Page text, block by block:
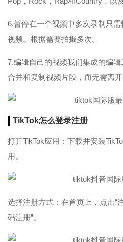
6.暂停在一个视频中多次录制只
视频。根据需要拍摄多次。
7.编辑自己的视频我们集成的编
合并和复制视频片段，而无需离开
TikTok怎么登录注册
打开TikTok应用：下载并安装
用。
选择注册方式：在首页上，点击“
码注册”。